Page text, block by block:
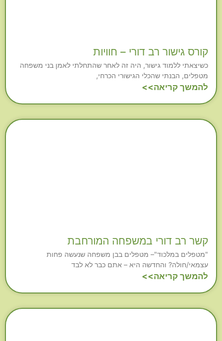
קורס גישור רב דורי – חוויות
כשיצאתי ללמוד גישור, היה זה לאחר שהתחלתי לאמן בני משפחה
מטפלים, הבנתי שהכלי הגישורי הכרחי,
להמשך קריאה>>
קשר רב דורי במשפחה המורחבת
"מטפלים במלכוד"– מטפלים בבן משפחה שנעשה פחות
עצמאי/חולה? והחדשה היא – אתם כבר לא לבד
להמשך קריאה>>